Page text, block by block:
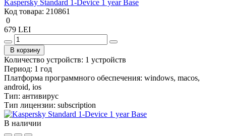
Kaspersky Standard 1-Device 1 year Base
Код товара: 210861
0
679 LEI
В корзину
Количество устройств: 1 устройств
Период: 1 год
Платформа программного обеспечения: windows, macos,
android, ios
Тип: антивирус
Тип лицензии: subscription
В наличии